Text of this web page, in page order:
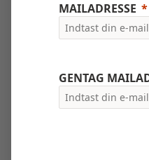
MAILADRESSE
GENTAG